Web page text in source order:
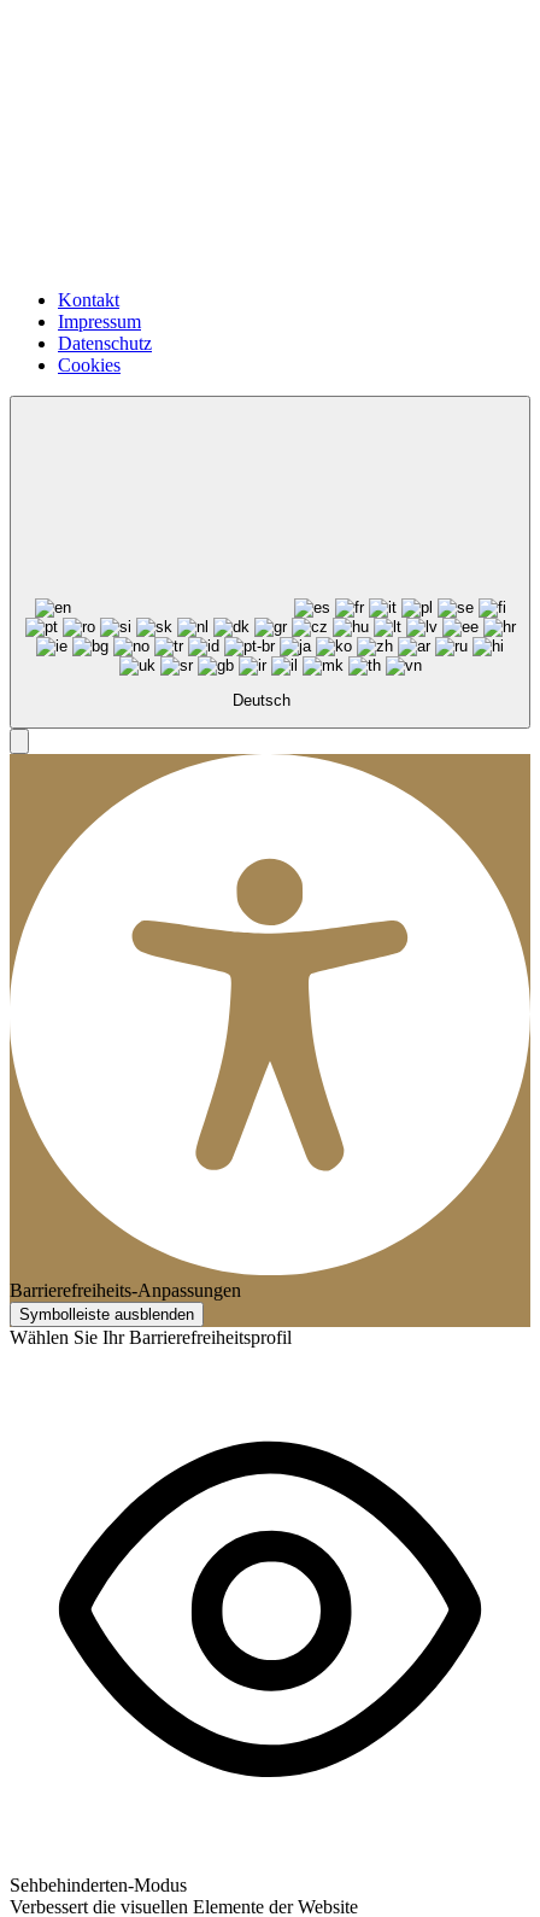
Kontakt
Impressum
Datenschutz
Cookies
Deutsch
Barrierefreiheits-Anpassungen
Symbolleiste ausblenden
Wählen Sie Ihr Barrierefreiheitsprofil
Sehbehinderten-Modus
Verbessert die visuellen Elemente der Website